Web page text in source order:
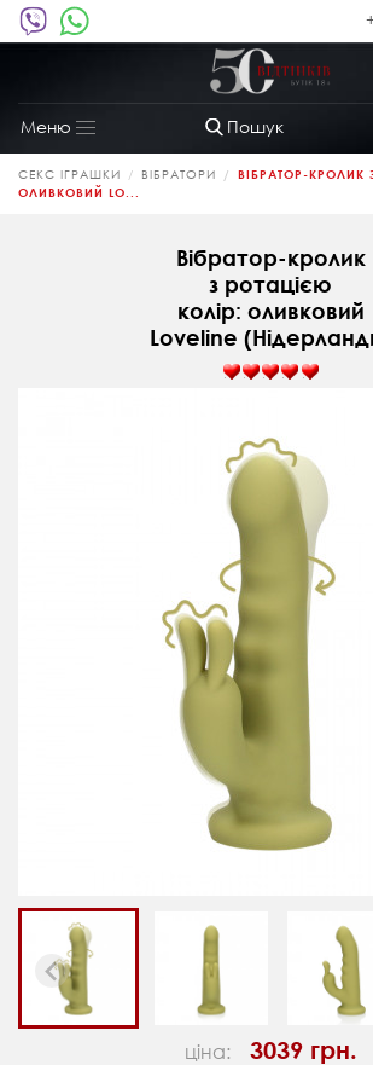
Пошук
Меню
Toggle
navigation
СЕКС ІГРАШКИ ВІБРАТОРИ
ВІБРАТОР-КРОЛИК
ОЛИВКОВИЙ LO...
Вібратор-кролик
з ротацією
колір: оливковий
Loveline
ціна: 3039 грн.